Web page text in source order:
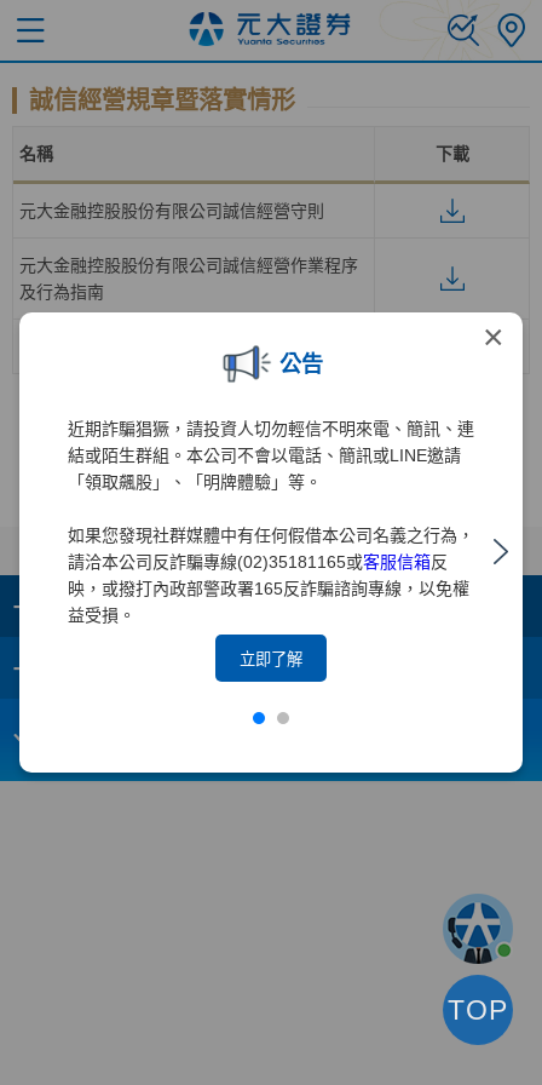
×
公告
近期詐騙猖獗，請投資人切勿輕信不明來電、簡訊、連
結或陌生群組。本公司不會以電話、簡訊或LINE邀請
「領取飆股」、「明牌體驗」等。
如果您發現社群媒體中有任何假借本公司名義之行為，
請洽本公司反詐騙專線(02)35181165或客服信箱反
映，或撥打內政部警政署165反詐騙諮詢專線，以免權
益受損。
立即了解
誠信經營規章暨落實情形
名稱 下載
元大金融控股股份有限公司誠信經營守則
元大金融控股股份有限公司誠信經營作業程序
及行為指南
元大證券股份有限公司落實誠信經營情形
+ 集團成員
+
webmaster@yuanta.com
TOP